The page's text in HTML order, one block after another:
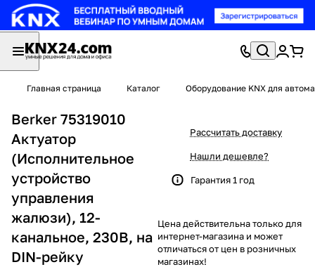
Главная страница Каталог Оборудование KNX для
Berker 75319010
Актуатор
(Исполнительное
устройство
управления
жалюзи), 12-
канальное, 230В, на
DIN-рейку
Рассчитать доставку
Нашли дешевле?
Гарантия 1 год
Цена действительна только для
интернет-магазина и может
отличаться от цен в розничных
магазинах!